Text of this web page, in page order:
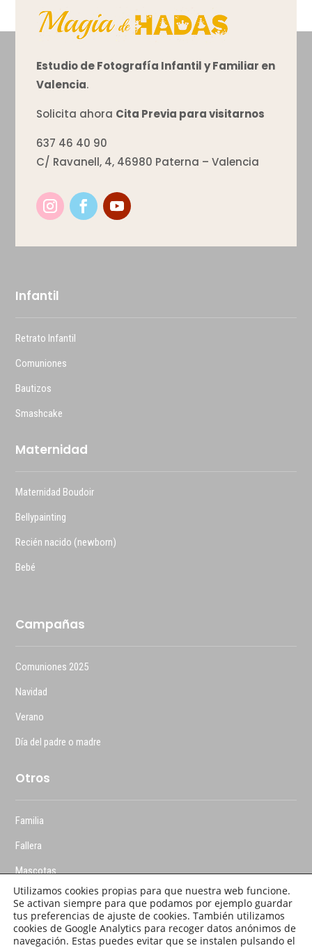
Estudio de Fotografía Infantil y Familiar en
Valencia.
Solicita ahora Cita Previa para visitarnos
637 46 40 90
C/ Ravanell, 4, 46980 Paterna – Valencia
Infantil
Retrato Infantil
Comuniones
Bautizos
Smashcake
Maternidad
Maternidad Boudoir
Bellypainting
Recién nacido (newborn)
Bebé
Campañas
Comuniones 2025
Navidad
Verano
Día del padre o madre
Otros
Familia
Fallera
Mascotas
Utilizamos cookies propias para que nuestra web funcione.
Se activan siempre para que podamos por ejemplo guardar
tus preferencias de ajuste de cookies. También utilizamos
cookies de Google Analytics para recoger datos anónimos de
navegación. Estas puedes evitar que se instalen pulsando el